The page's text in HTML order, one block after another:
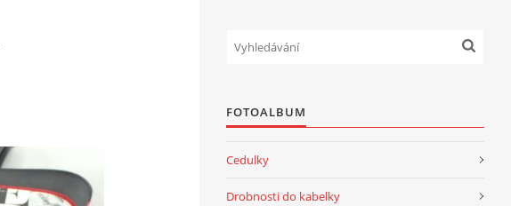
FOTOALBUM
Cedulky
Drobnosti do kabelky